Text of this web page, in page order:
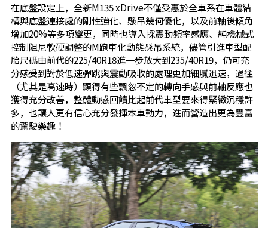
在底盤設定上，全新M135 xDrive不僅受惠於全車系在車體結
構與底盤連接處的剛性強化、懸吊幾何優化，以及前軸後傾角
增加20%等多項變更，同時也導入採震動頻率感應、純機械式
控制阻尼軟硬調整的M跑車化動態懸吊系統，儘管引進車型配
胎尺碼由前代的225/40R18進一步放大到235/40R19，仍可充
分感受到對於低速彈跳與震動吸收的處理更加細膩迅速，過往
（尤其是高速時）顯得有些飄忽不定的轉向手感與前軸反應也
獲得充分改善，整體動感回饋比起前代車型要來得緊緻沉穩許
多，也讓人更有信心充分發揮本車動力，進而營造出更為豐富
的駕駛樂趣！